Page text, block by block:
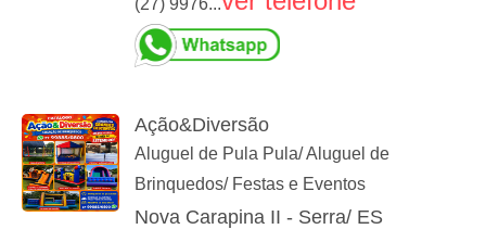
(27) 9976...
Ação&Diversão
Aluguel de Pula Pula/ Aluguel de
Brinquedos/ Festas e Eventos
Nova Carapina II - Serra/ ES